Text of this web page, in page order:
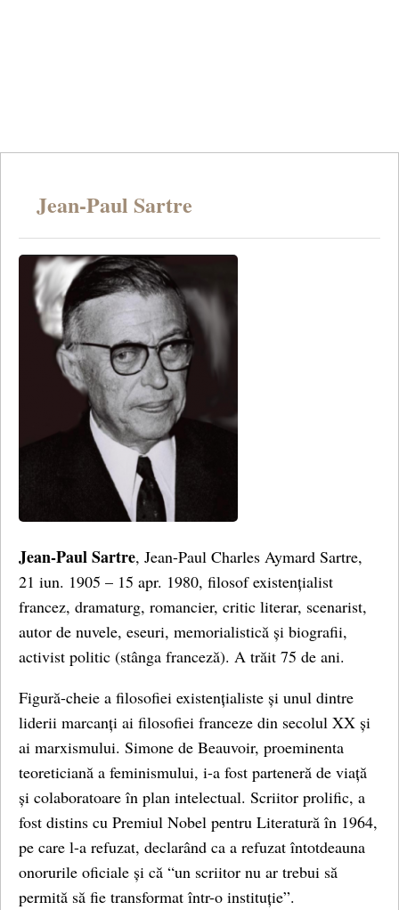
Jean-Paul Sartre
Jean-Paul Sartre, Jean-Paul Charles Aymard Sartre,
21 iun. 1905 – 15 apr. 1980, filosof existențialist
francez, dramaturg, romancier, critic literar, scenarist,
autor de nuvele, eseuri, memorialistică și biografii,
activist politic (stânga franceză). A trăit 75 de ani.
Figură-cheie a filosofiei existențialiste și unul dintre
liderii marcanți ai filosofiei franceze din secolul XX și
ai marxismului. Simone de Beauvoir, proeminenta
teoreticiană a feminismului, i-a fost parteneră de viață
și colaboratoare în plan intelectual. Scriitor prolific, a
fost distins cu Premiul Nobel pentru Literatură în 1964,
pe care l-a refuzat, declarând ca a refuzat întotdeauna
onorurile oficiale și că “un scriitor nu ar trebui să
permită să fie transformat într-o instituție”.